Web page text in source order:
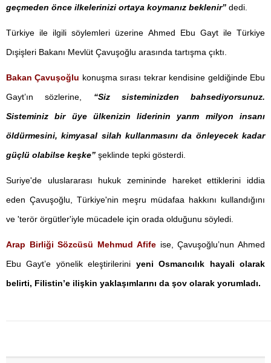
geçmeden önce ilkelerinizi ortaya koymanız beklenir” dedi.
Türkiye ile ilgili söylemleri üzerine Ahmed Ebu Gayt ile Türkiye
Dışişleri Bakanı Mevlüt Çavuşoğlu arasında tartışma çıktı.
Bakan Çavuşoğlu konuşma sırası tekrar kendisine geldiğinde Ebu
Gayt’ın sözlerine, “Siz sisteminizden bahsediyorsunuz.
Sisteminiz bir üye ülkenizin liderinin yarım milyon insanı
öldürmesini, kimyasal silah kullanmasını da önleyecek kadar
güçlü olabilse keşke” şeklinde tepki gösterdi.
Suriye'de uluslararası hukuk zemininde hareket ettiklerini iddia
eden Çavuşoğlu, Türkiye'nin meşru müdafaa hakkını kullandığını
ve 'terör örgütler'iyle mücadele için orada olduğunu söyledi.
Arap Birliği Sözcüsü Mehmud Afifeise, Çavuşoğlu’nun Ahmed
Ebu Gayt’e yönelik eleştirilerini yeni Osmancılık hayali olarak
belirti, Filistin’e ilişkin yaklaşımlarını da şov olarak yorumladı.